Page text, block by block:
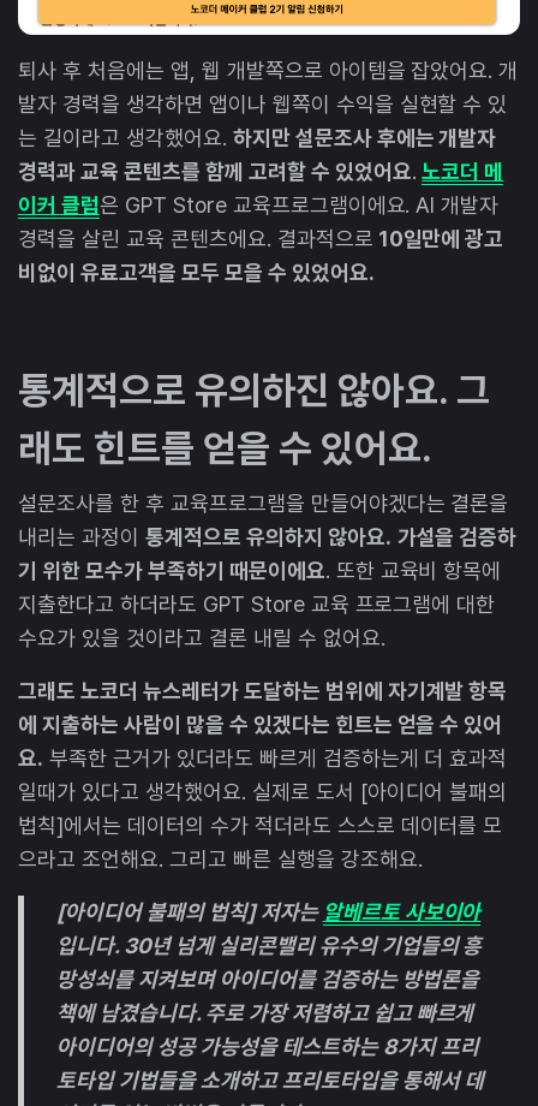
퇴사 후 처음에는 앱, 웹 개발쪽으로 아이템을 잡았어요. 개
발자 경력을 생각하면 앱이나 웹쪽이 수익을 실현할 수 있
는 길이라고 생각했어요. 하지만 설문조사 후에는 개발자
경력과 교육 콘텐츠를 함께 고려할 수 있었어요.노코더 메
이커 클럽은 GPT Store 교육프로그램이에요. AI 개발자
경력을 살린 교육 콘텐츠에요. 결과적으로 10일만에 광고
비없이 유료고객을 모두 모을 수 있었어요.
통계적으로 유의하진 않아요. 그
래도 힌트를 얻을 수 있어요.
설문조사를 한 후 교육프로그램을 만들어야겠다는 결론을
내리는 과정이 통계적으로 유의하지 않아요. 가설을 검증하
기 위한 모수가 부족하기 때문이에요. 또한 교육비 항목에
지출한다고 하더라도 GPT Store 교육 프로그램에 대한
수요가 있을 것이라고 결론 내릴 수 없어요.
그래도 노코더 뉴스레터가 도달하는 범위에 자기계발 항목
에 지출하는 사람이 많을 수 있겠다는 힌트는 얻을 수 있어
요. 부족한 근거가 있더라도 빠르게 검증하는게 더 효과적
일때가 있다고 생각했어요. 실제로 도서 [아이디어 불패의
법칙]에서는 데이터의 수가 적더라도 스스로 데이터를 모
으라고 조언해요. 그리고 빠른 실행을 강조해요.
[아이디어 불패의 법칙] 저자는 알베르토 사보이아
입니다. 30년 넘게 실리콘밸리 유수의 기업들의 흥
망성쇠를 지켜보며 아이디어를 검증하는 방법론을
책에 남겼습니다. 주로 가장 저렴하고 쉽고 빠르게
아이디어의 성공 가능성을 테스트하는 8가지 프리
토타입 기법들을 소개하고 프리토타입을 통해서 데